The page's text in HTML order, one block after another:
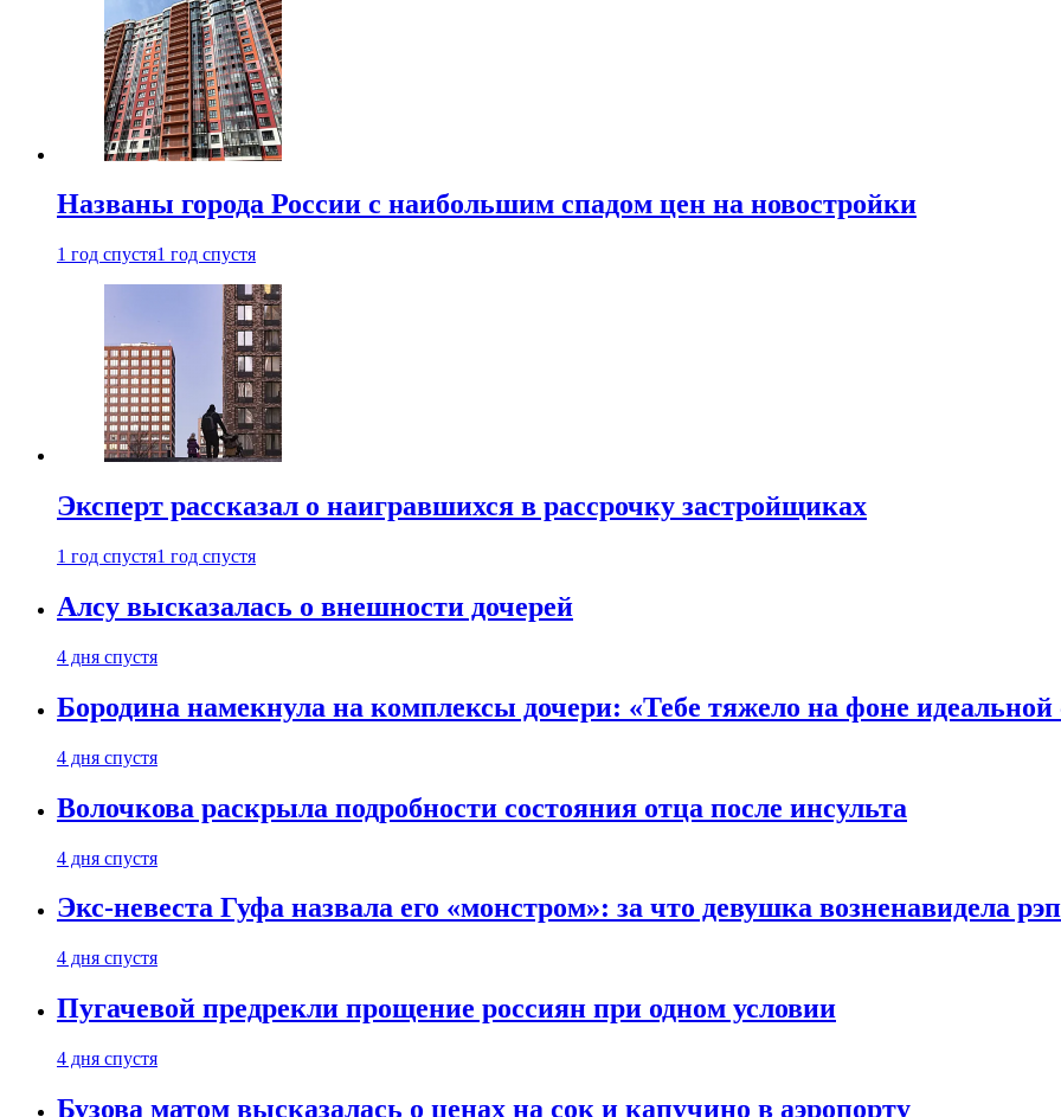
Названы города России с наибольшим спадом цен на новостройки
1 год спустя1 год спустя
Эксперт рассказал о наигравшихся в рассрочку застройщиках
1 год спустя1 год спустя
Алсу высказалась о внешности дочерей
4 дня спустя
Бородина намекнула на комплексы дочери: «Тебе тяжело на фоне идеальной
4 дня спустя
Волочкова раскрыла подробности состояния отца после инсульта
4 дня спустя
Экс-невеста Гуфа назвала его «монстром»: за что девушка возненавидела
4 дня спустя
Пугачевой предрекли прощение россиян при одном условии
4 дня спустя
Бузова матом высказалась о ценах на сок и капучино в аэропорту